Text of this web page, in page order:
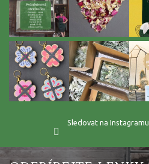
Sledovat na Instagramu